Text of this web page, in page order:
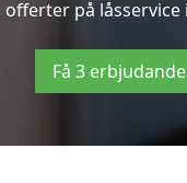
offerter på
Få 3